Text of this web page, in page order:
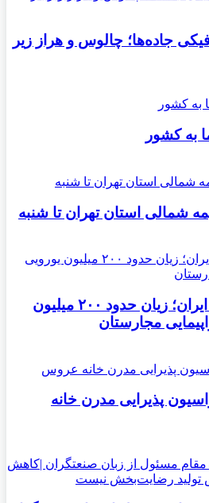
جاده‌ها؛ چالوس و هراز زیر
به کشور
شمالی استان تهران تا شنبه
پیامدهای تجاوز به ایران؛ زیان حدود ۲۰۰ میلیون
مجارستان
پذیرایی مدرن خانه